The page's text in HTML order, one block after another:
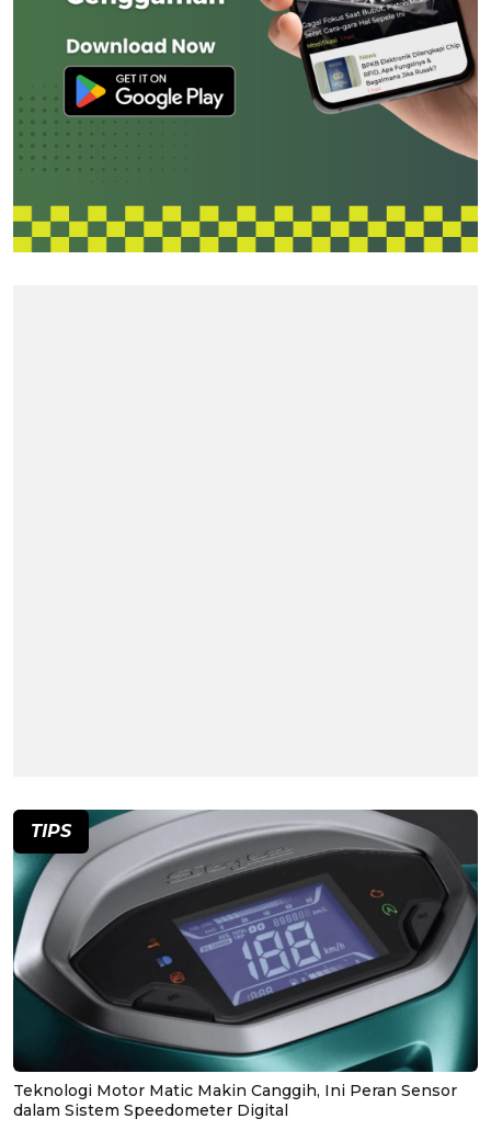
TIPS
Teknologi Motor Matic Makin Canggih, Ini Peran Sensor
dalam Sistem Speedometer Digital